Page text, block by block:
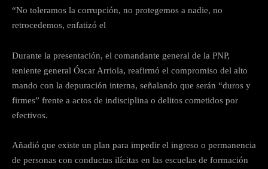
“No toleramos la corrupción, no protegemos a nadie, no
retrocedemos, enfatizó el
Durante la presentación, el comandante general de la PNP,
teniente general Óscar Arriola, reafirmó el compromiso del alto
mando con la depuración interna, señalando que serán “duros y
firmes” frente a actos de indisciplina o delitos cometidos por
efectivos.
Añadió que existe un plan para impedir el ingreso o permanencia
de personas con conductas ilícitas en las escuelas de formación